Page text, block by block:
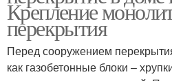
Крепление
перекрытия
Перед сооружением
как газобетонные блоки –